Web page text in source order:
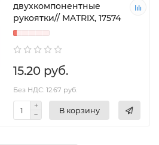
двухкомпонентные
рукоятки// MATRIX, 17574
15.20 руб.
Без НДС: 12.67 руб.
В корзину